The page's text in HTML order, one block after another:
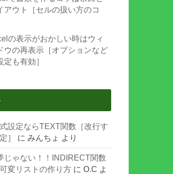
アウト［セルの扱い方のコ
の表示がおかしい時はウィ
ウの再表示［オプションなど
定も有効］
設定ならTEXT関数［改行す
］
に みんちょ より
じゃない！！INDIRECT関数
変リストの作り方 に O.C よ